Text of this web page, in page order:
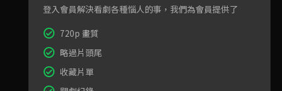
登入會員解決看劇各種惱人的事，我們為會員提供了
720p 畫質
略過片頭尾
收藏片單